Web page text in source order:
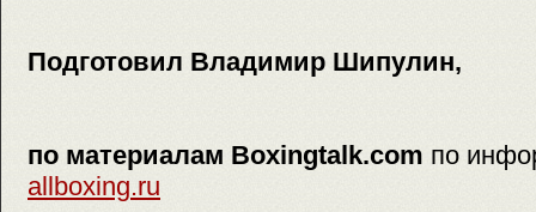
Подготовил Владимир Шипулин,
по материалам Boxingtalk.com по
allboxing.ru